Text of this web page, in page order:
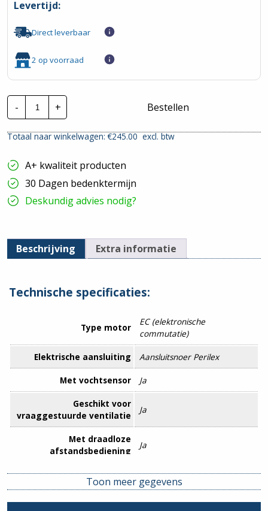
Levertijd:
Direct leverbaar
2 op voorraad
-
Itho
daalderop
CVE-
ECO
Alles-
in-
1
ventilatie-
unit
hoeveelheid
+ Bestellen
Totaal naar winkelwagen: €245.00excl. btw
A+ kwaliteit producten
30 Dagen bedenktermijn
Deskundig advies nodig?
Beschrijving Extra informatie
Technische specificaties:
Type motor
EC (elektronische
commutatie)
Elektrische aansluiting Aansluitsnoer Perilex
Met vochtsensor Ja
Geschikt voor
vraaggestuurde ventilatie
Ja
Met draadloze
afstandsbediening
Ja
Aansluiting Insteekeind
4
Toon meer gegevens